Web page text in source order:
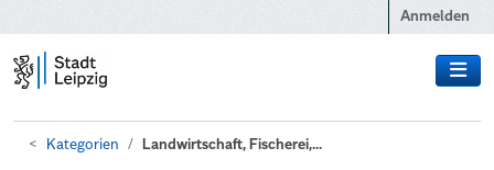
Anmelden
Kategorien Landwirtschaft, Fischerei,...